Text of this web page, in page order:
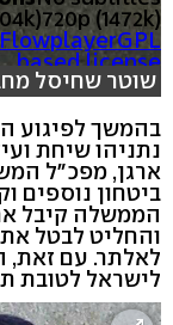
720p (1472k)
GPL
based license
שוטר שחיסל
בהמשך לפיגוע
נתניהו שיחת
ארגן, מפכ"ל
ביטחון נוספים
הממשלה קיבל
והחליט לבטל
לאלתר. עם זאת,
לישראל לטובת